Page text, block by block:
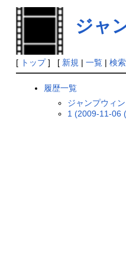
ジャ
[ トップ] [ 新規 | 一覧| 検索
履歴一覧
ジャンプウィ
1 (2009-11-06